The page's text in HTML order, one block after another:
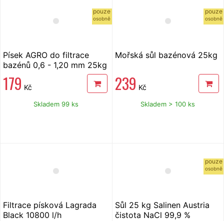
pouze
osobně
Písek AGRO do filtrace
bazénů 0,6 - 1,20 mm 25kg
179 Kč
Skladem 99 ks
pouze
osobně
Mořská sůl bazénová 25kg
239 Kč
Skladem > 100 ks
Filtrace písková Lagrada
Black 10800 l/h
pouze
osobně
Sůl 25 kg Salinen Austria
čistota NaCl 99,9 %